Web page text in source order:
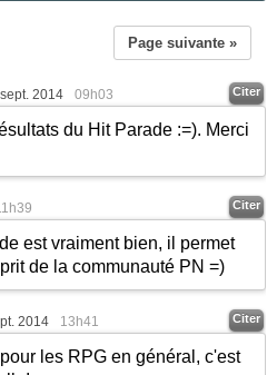
Page suivante »
2014 09h03 Citer
du Hit Parade :=). Merci
Citer
est vraiment bien, il permet
de la communauté PN =)
2014 13h41 Citer
les RPG en général, c'est